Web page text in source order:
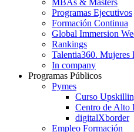
Programas Ejecutivos
Formación Continua
Global Immersion
Rankings
Talentia360. Mujeres
In company
Programas Públicos
Pymes
Curso
Centro de Alto
digitalXborder
Empleo Formación